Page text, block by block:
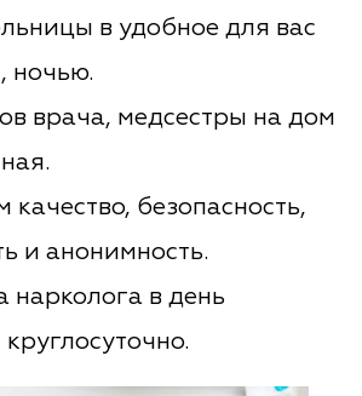
в удобное для вас
ночью.
врача, медсестры на дом
качество, безопасность,
и анонимность.
нарколога в день